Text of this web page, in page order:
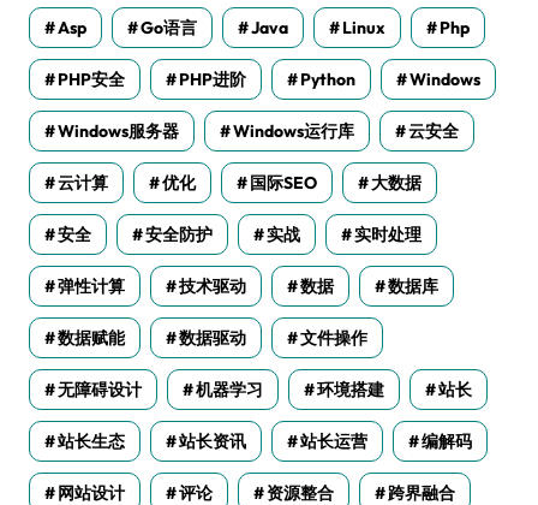
Asp Go语言 Java Linux Php
PHP安全 PHP进阶 Python Windows
Windows服务器 Windows运行库 云安全
云计算 优化 国际SEO 大数据
安全 安全防护 实战 实时处理
弹性计算 技术驱动 数据 数据库
数据赋能 数据驱动 文件操作
无障碍设计 机器学习 环境搭建 站长
站长生态 站长资讯 站长运营 编解码
网站设计 评论 资源整合 跨界融合